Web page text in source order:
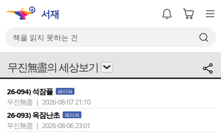
무진無盡의 세상보기
26-094) 석잠풀 페이퍼
무진無盡 | 2026-08-07 21:10
26-093) 옥잠난초 페이퍼
무진無盡 | 2026-08-06 23:01